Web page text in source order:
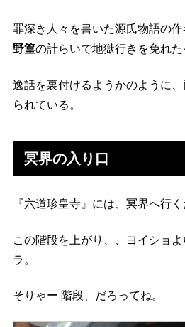
罪深き人々を書いた源氏物語の
野篁の計らいで地獄行きを免れた
逸話を裏付けるようかのように
られている。
冥界の入り口
『六道珍皇寺』には、冥界へ行
この階段を上がり、、ヨイショ
ラ。
そりゃー 階段、だろってね。